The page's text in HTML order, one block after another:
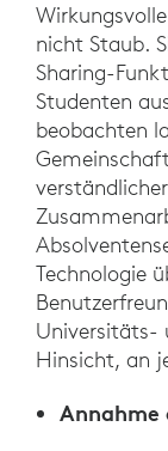
nicht Staub.
Sharing-
Studenten
beobachten
Technologie
Universitäts-
Hinsicht, an